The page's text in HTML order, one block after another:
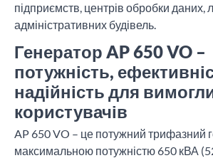
підприємств, центрів обробки даних,
адміністративних будівель.
Генератор AP 650 VO –
потужність,
надійність для
користувачів
AP 650 VO – це потужний трифазний
максимальною потужністю 650 кВА